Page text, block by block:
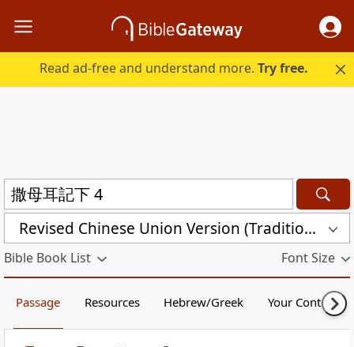
Read ad-free and understand more.Try free.
Revised Chinese Union Version (Traditional Script) Shen Edition (RCU17TS)
Bible Book List Font Size
Passage Resources Hebrew/Greek Your Content